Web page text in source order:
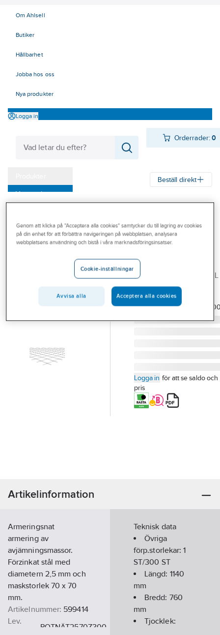
Om Ahlsell
Butiker
Hållbarhet
Jobba hos oss
Nya produkter
Logga in
Orderrader:0
Varumärken
Outlet
Branscher
Beställ direkt
Rotnät
ROTNÄT 1140X760 MM
MASKA 70 MM TRÅDTJL
2.5 MM 300 ST/BUNT
Artikelnummer:
Logga in för att se saldo och
pris
Artikelinformation
Armeringsnat
armering av
avjämningsmassor.
Förzinkat stål med
diametern 2,5 mm och
maskstorlek 70 x 70
mm.
Artikelnummer: 599414
Lev.
ROTNÄT2570Z300
Teknisk data
Övriga
förp.storlekar:1
ST/300 ST
Längd: 1140
mm
Bredd: 760
mm
Tjocklek:
Genom att klicka på "Acceptera alla cookies" samtycker du till lagring av cookies
på din enhet för att förbättra navigeringen på webbplatsen, analysera
webbplatsens användning och bistå i våra marknadsföringsinsatser.
Cookie-inställningar
Avvisa alla Acceptera alla cookies